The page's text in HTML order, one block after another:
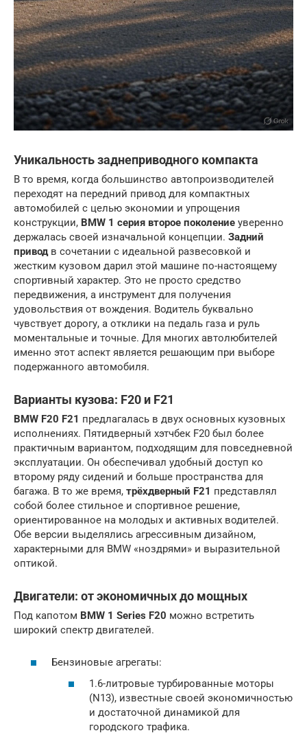
Уникальность заднеприводного компакта
В то время, когда большинство автопроизводителей
переходят на передний привод для компактных
автомобилей с целью экономии и упрощения
конструкции, BMW 1 серия второе поколение уверенно
держалась своей изначальной концепции. Задний
приводв сочетании с идеальной развесовкой и
жестким кузовом дарил этой машине по-настоящему
спортивный характер. Это не просто средство
передвижения, а инструмент для получения
удовольствия от вождения. Водитель буквально
чувствует дорогу, а отклики на педаль газа и руль
моментальные и точные. Для многих автолюбителей
именно этот аспект является решающим при выборе
подержанного автомобиля.
Варианты кузова: F20 и F21
BMW F20 F21 предлагалась в двух основных кузовных
исполнениях. Пятидверный хэтчбек F20 был более
практичным вариантом, подходящим для повседневной
эксплуатации. Он обеспечивал удобный доступ ко
второму ряду сидений и больше пространства для
багажа. В то же время, трёхдверный F21 представлял
собой более стильное и спортивное решение,
ориентированное на молодых и активных водителей.
Обе версии выделялись агрессивным дизайном,
характерными для BMW «ноздрями» и выразительной
оптикой.
Двигатели: от экономичных до мощных
Под капотом BMW 1 Series F20 можно встретить
широкий спектр двигателей.
Бензиновые агрегаты:
1.6-литровые турбированные моторы
(N13), известные своей экономичностью
и достаточной динамикой для
городского трафика.